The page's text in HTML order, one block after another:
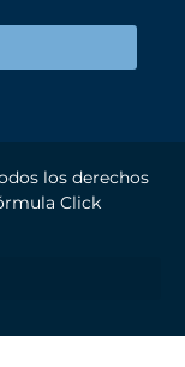
los derechos
Click